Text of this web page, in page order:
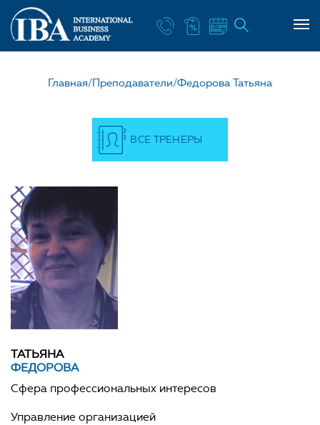
НАШ УЧИТЕЛЬ
Главная/Преподаватели/Федорова Татьяна
ВСЕ ТРЕНЕРЫ
ТАТЬЯНА
ФЕДОРОВА
Сфера профессиональных интересов
Управление организацией